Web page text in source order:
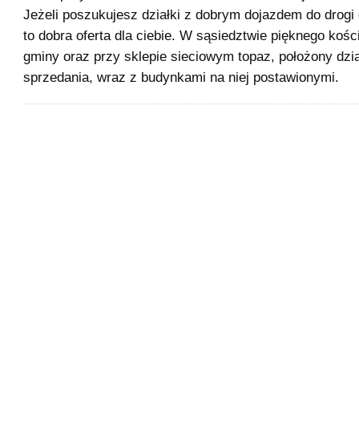
Jeżeli poszukujesz działki z dobrym dojazdem do drogi
to dobra oferta dla ciebie. W sąsiedztwie pięknego
gminy oraz przy sklepie sieciowym topaz, położony
sprzedania, wraz z budynkami na niej postawionymi.